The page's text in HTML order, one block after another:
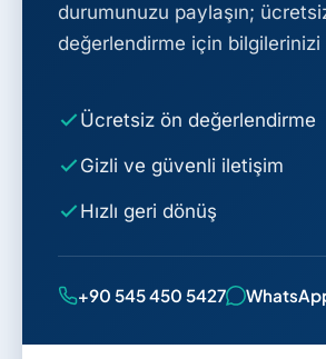
durumunuzu paylaşın;
değerlendirme için bilgilerinizi
Ücretsiz ön değerlendirme
Gizli ve güvenli iletişim
Hızlı geri dönüş
+90 545 450 5427